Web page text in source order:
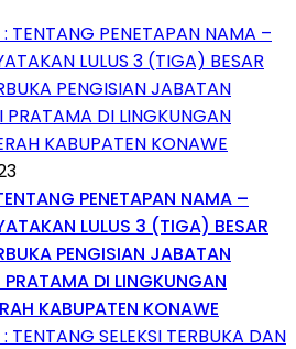
PENETAPAN NAMA –
LULUS 3 (TIGA) BESAR
PENGISIAN JABATAN
DI LINGKUNGAN
KABUPATEN KONAWE